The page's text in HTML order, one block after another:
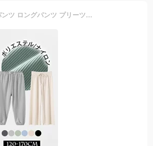
【1枚1,496円 3点購入CPで】キッズ ワイドパンツ ロングパンツ プリーツパンツ キッズ ボトムス ガールズ ダンスパンツ イージーパンツ 女の子 子供服 ゆったり 冷感 ゴムウェスト ガウチョパンツ 涼しい ウルトラストレッチ ダンス ルームウェア ヨガパンツ 春 夏 秋 部屋着